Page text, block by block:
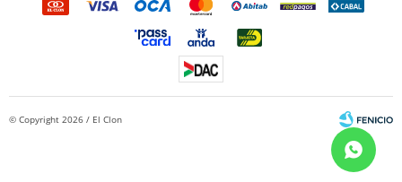
© Copyright 2026 / El Clon